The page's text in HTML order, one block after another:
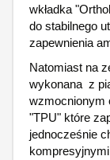
wkładka
do stabilnego
zapewnienia
Natomiast na
wykonana z
wzmocnionym
"TPU" które
jednocześnie